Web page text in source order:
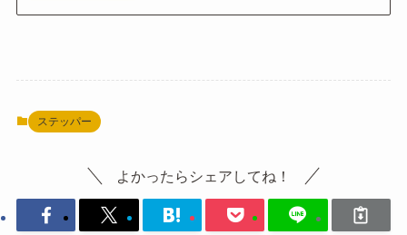
ステッパー
よかったらシェアしてね！